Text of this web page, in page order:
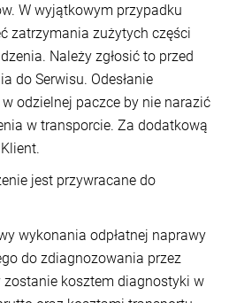
W wyjątkowym przypadku
zatrzymania zużytych części
Należy zgłosić to przed
do Serwisu. Odesłanie
odzielnej paczce by nie narazić
w transporcie. Za dodatkową
jest przywracane do
wykonania odpłatnej naprawy
do zdiagnozowania przez
zostanie kosztem diagnostyki w